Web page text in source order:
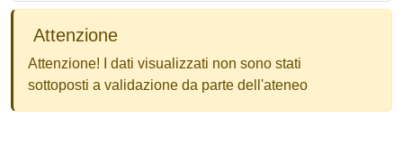
Attenzione
Attenzione! I dati visualizzati non sono stati
sottoposti a validazione da parte dell'ateneo